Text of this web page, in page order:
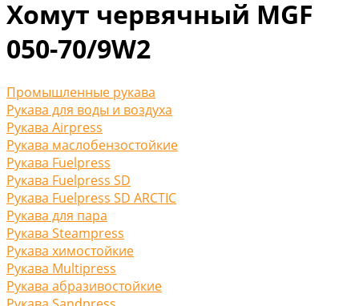
Хомут червячный MGF
050-70/9W2
Промышленные рукава
Рукава для воды и воздуха
Рукава Airpress
Рукава маслобензостойкие
Рукава Fuelpress
Рукава Fuelpress SD
Рукава Fuelpress SD ARCTIC
Рукава для пара
Рукава Steampress
Рукава химостойкие
Рукава Multipress
Рукава абразивостойкие